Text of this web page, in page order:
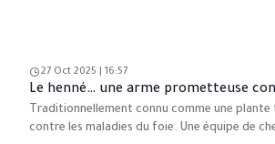
27 Oct 2025 | 16:57
Le henné… une arme prometteuse
Traditionnellement connu comme une
contre les maladies du foie. Une équipe de